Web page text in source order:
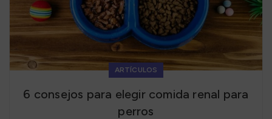
ARTÍCULOS
6 consejos para elegir comida renal para
perros